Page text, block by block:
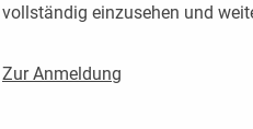
vollständig einzusehen und
Zur Anmeldung